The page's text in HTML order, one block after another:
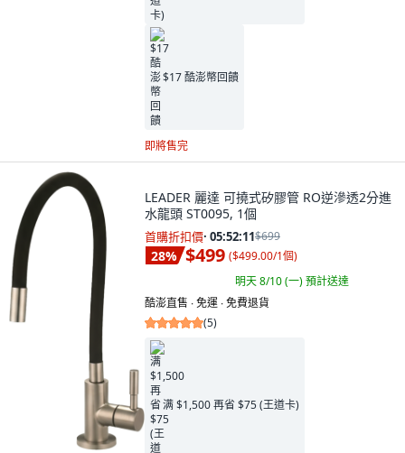
$17 酷澎幣回饋
即將售完
LEADER 麗達 可撓式矽膠管 RO逆滲透2分進
水龍頭 ST0095, 1個
首購折扣價· 05:52:09$699
28% $499 ($499.00/1個)
明天 8/10 (一)預計送達
酷澎直售 ∙ 免運 ∙ 免費退貨
(5)
满 $1,500 再省 $75 (王道卡)